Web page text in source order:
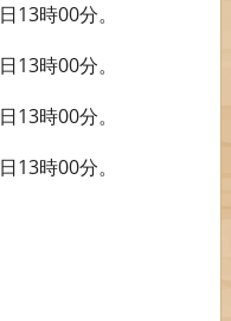
日 13時00分。
日 13時00分。
日 13時00分。
日 13時00分。